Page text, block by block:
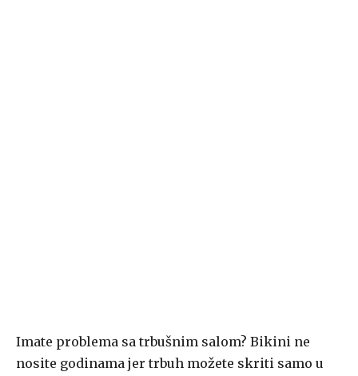
Imate problema sa trbušnim salom? Bikini ne
nosite godinama jer trbuh možete skriti samo u